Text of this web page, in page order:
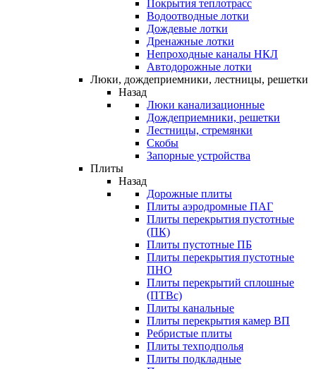
Покрытия теплотрасс
Водоотводные лотки
Дождевые лотки
Дренажные лотки
Непроходные каналы НКЛ
Автодорожные лотки
Люки, дождеприемники, лестницы, решетки
Назад
Люки канализационные
Дождеприемники, решетки
Лестницы, стремянки
Скобы
Запорные устройства
Плиты
Назад
Дорожные плиты
Плиты аэродромные ПАГ
Плиты перекрытия пустотные
(ПК)
Плиты пустотные ПБ
Плиты перекрытия пустотные
ПНО
Плиты перекрытий сплошные
(ПТВс)
Плиты канальные
Плиты перекрытия камер ВП
Ребристые плиты
Плиты техподполья
Плиты подкладные